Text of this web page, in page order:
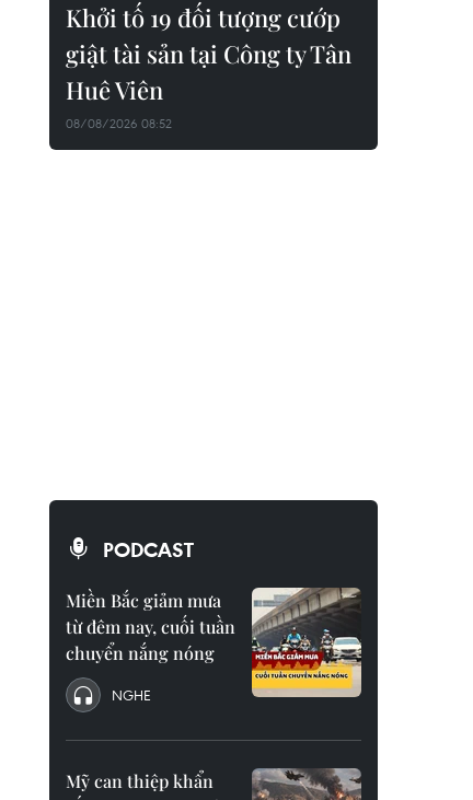
Khởi tố 19 đối tượng cướp
giật tài sản tại Công ty Tân
Huê Viên
08/08/2026 08:52
PODCAST
Miền Bắc giảm mưa
từ đêm nay, cuối tuần
chuyển nắng nóng
NGHE
Mỹ can thiệp khẩn